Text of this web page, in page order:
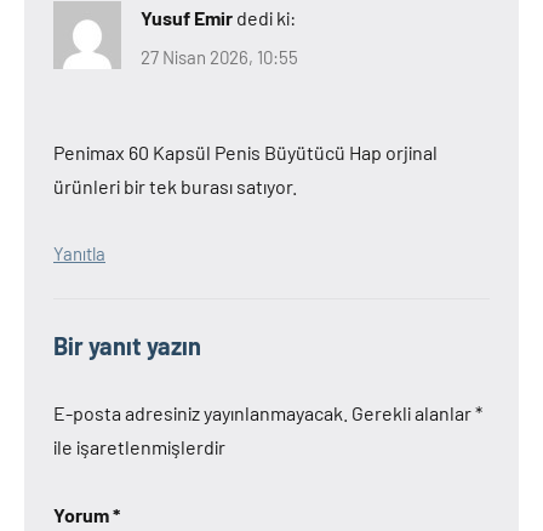
Yusuf Emir dedi ki:
27 Nisan 2026, 10:55
Penimax 60 Kapsül Penis Büyütücü Hap orjinal
ürünleri bir tek burası satıyor.
Yanıtla
Bir yanıt yazın
E-posta adresiniz yayınlanmayacak. Gerekli alanlar*
ile işaretlenmişlerdir
Yorum*